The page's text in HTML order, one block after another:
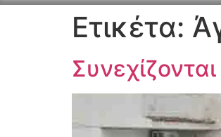
Ετικέτα: